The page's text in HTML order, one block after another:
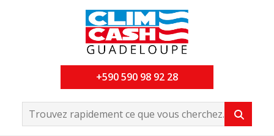
+590 590 98 92 28